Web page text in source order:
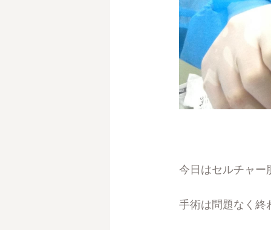
今日はセルチャー
手術は問題なく終